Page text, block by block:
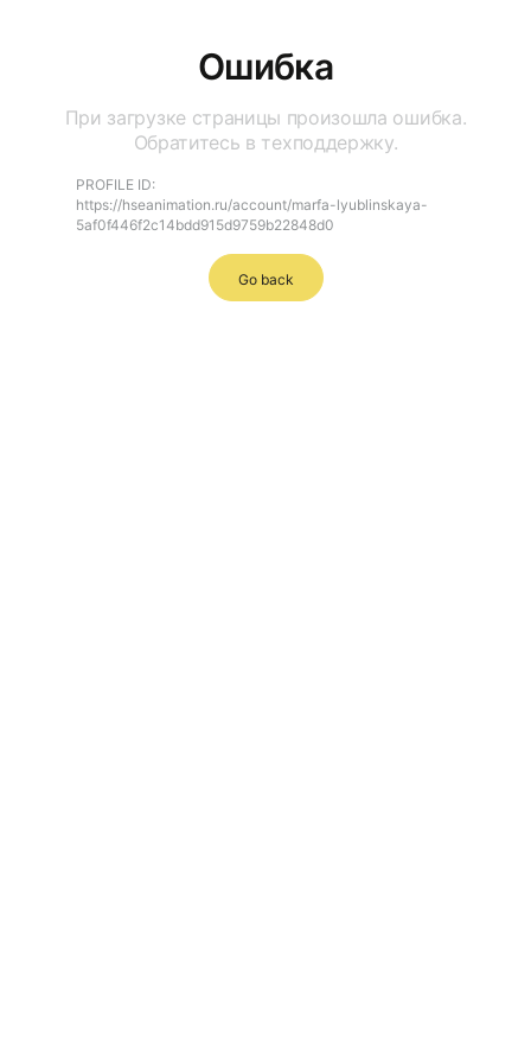
Ошибка
При загрузке страницы произошла ошибка.
Обратитесь в техподдержку.
PROFILE ID:
https://hseanimation.ru/account/marfa-lyublinskaya-
5af0f446f2c14bdd915d9759b22848d0
Go back